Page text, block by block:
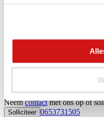
Wat we voor je
kan op verschillende
AutoJobs Professional, je
projectmatig detacheren of
in dienst bij je nieuwe
Neemcontactmet ons op of
Solliciteer 0653731505